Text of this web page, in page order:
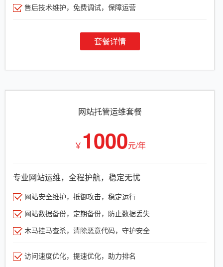
售后技术维护，免费调试，保障运营
套餐详情
网站托管运维套餐
￥ 1000元/年
专业网站运维，全程护航，稳定无忧
网站安全维护，抵御攻击，稳定运行
网站数据备份，定期备份，防止数据丢失
木马挂马查杀，清除恶意代码，守护安全
访问速度优化，提速优化，助力排名